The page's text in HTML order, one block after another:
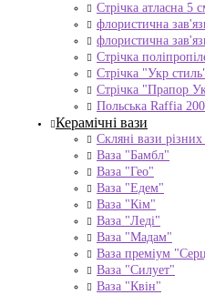
Стрічка атласна 5
флористична
флористична
Стрічка
Стрічка "Укр
Стрічка "Прапор
Польська Raffia
Керамічні вази
Скляні вази
Ваза "Бамбл"
Ваза "Гео"
Ваза "Едем"
Ваза "Кім"
Ваза "Леді"
Ваза "Мадам"
Ваза преміум
Ваза "Силует"
Ваза "Квін"